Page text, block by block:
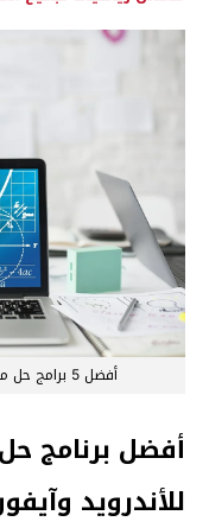
أفضل 5 برامج حل مسائل رياضيات لهواتف أندرويد وآيفون
أفضل برنامج
للأندرويد وآيفون